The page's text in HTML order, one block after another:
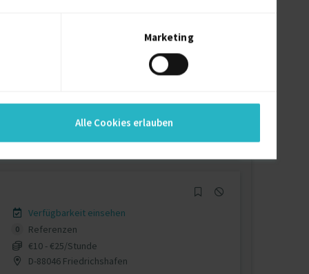
Marketing
Alle Cookies erlauben
Referenzen
auf Anfrage
D-49497 Mettingen, Westfalen
Verfügbarkeit einsehen
0
Referenzen
€10 - €25/Stunde
D-88046 Friedrichshafen